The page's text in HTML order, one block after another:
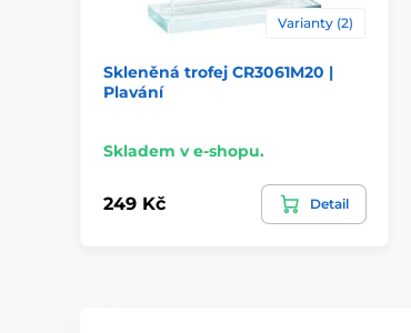
Varianty (2)
Skleněná trofej CR3061M20 |
Plavání
Skladem v e-shopu.
249 Kč Detail